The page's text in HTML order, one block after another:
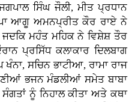
ਸਿੰਘ ਜੌਲੀ, ਮੀਤ ਪ੍ਰਧਾਨ
ਆਗੂ ਅਮਨਪ੍ਰੀਤ ਕੌਰ ਰਾਏ ਨੇ
ਜਦਕਿ ਮਹੰਤ ਮਹਿਕ ਨੇ ਵਿਸ਼ੇਸ਼ ਤੌਰ
ਪ੍ਰਸਿੱਧ ਕਲਾਕਾਰ ਦਿਲਬਾਗ
ਖੰਨਾ, ਸਚਿਨ ਭਾਟੀਆ, ਰਾਮਾ ਰਾਜ
ਭਜਨ ਮੰਡਲੀਆਂ ਸਮੇਤ ਬਾਬਾ
ਨੂੰ ਨਿਹਾਲ ਕੀਤਾ ਅਤੇ ਕਥਾ